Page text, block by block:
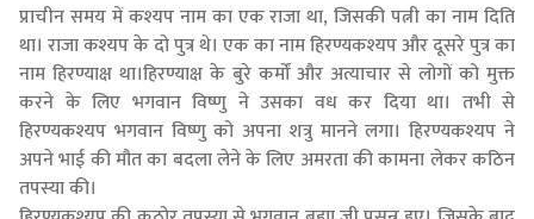
प्राचीन समय में कश्यप नाम का एक राजा था, जिसकी पत्नी का नाम दिति
था। राजा कश्यप के दो पुत्र थे। एक का नाम हिरण्यकश्यप और दूसरे पुत्र का
नाम हिरण्याक्ष था।हिरण्याक्ष के बुरे कर्मों और अत्याचार से लोगों को मुक्त
करने के लिए भगवान विष्णु ने उसका वध कर दिया था। तभी से
हिरण्यकश्यप भगवान विष्णु को अपना शत्रु मानने लगा। हिरण्यकश्यप ने
अपने भाई की मौत का बदला लेने के लिए अमरता की कामना लेकर कठिन
तपस्या की।